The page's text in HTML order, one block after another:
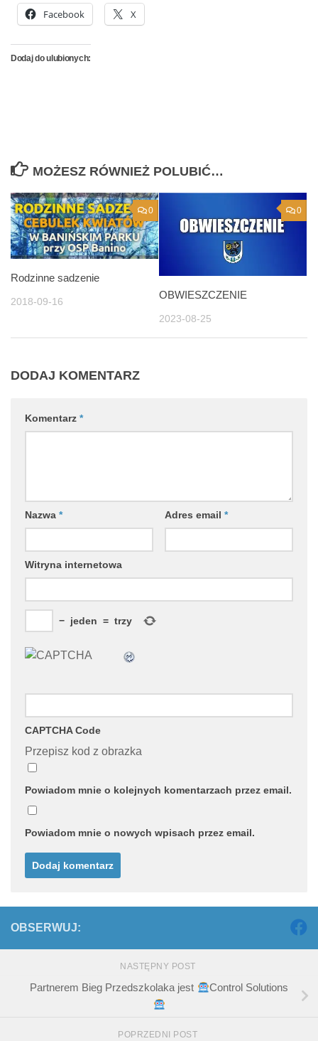
Facebook X
Dodaj do ulubionych:
MOŻESZ RÓWNIEŻ POLUBIĆ…
0
Rodzinne sadzenie
2018-09-16
0
OBWIESZCZENIE
2023-08-25
DODAJ KOMENTARZ
Komentarz *
Nazwa * Adres email *
Witryna internetowa
− jeden = trzy
CAPTCHA Code
Przepisz kod z obrazka
Powiadom mnie o kolejnych komentarzach przez email.
Powiadom mnie o nowych wpisach przez email.
OBSERWUJ:
NASTĘPNY POST
Partnerem Bieg Przedszkolaka jest Control Solutions
POPRZEDNI POST